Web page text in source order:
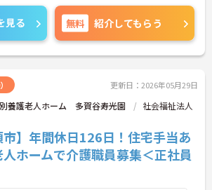
ある方はご面接のポイントお
軽にお問い合わせください。
見る 無料 紹介してもらう
更新日：2026年05月29日
養護老人ホーム 多賀谷寿光園
社会福祉法人
市】年間休日126日！住宅手当あ
ホームで介護職員募集＜正社員